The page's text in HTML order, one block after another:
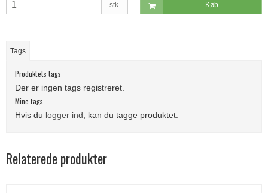
stk. Køb
Tags
Produktets tags
Der er ingen tags registreret.
Mine tags
Hvis du logger ind , kan du tagge produktet.
Relaterede produkter